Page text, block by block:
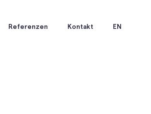
Referenzen Kontakt EN